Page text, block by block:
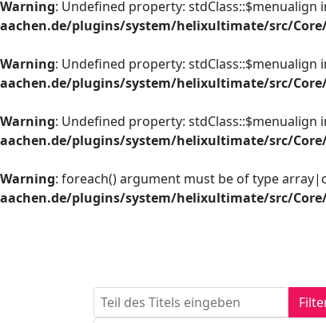
Warning: Undefined property: stdClass::$menualign
aachen.de/plugins/system/helixultimate/src/
Warning: Undefined property: stdClass::$menualign
aachen.de/plugins/system/helixultimate/src/
Warning: Undefined property: stdClass::$menualign
aachen.de/plugins/system/helixultimate/src/
Warning: foreach() argument must be of type
aachen.de/plugins/system/helixultimate/src/
Teil des Titels eingeben